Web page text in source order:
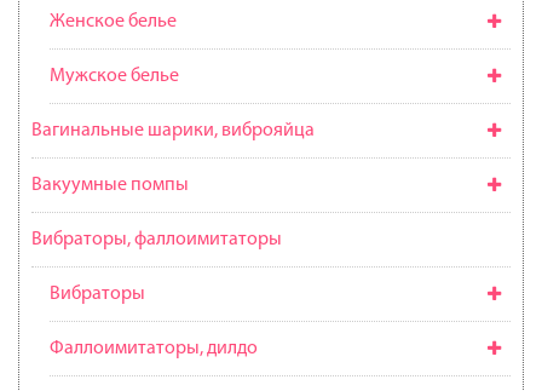
Женское белье
Мужское белье
Вагинальные шарики, виброяйца
Вакуумные помпы
Вибраторы, фаллоимитаторы
Вибраторы
Фаллоимитаторы, дилдо